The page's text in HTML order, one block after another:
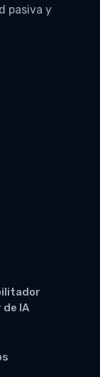
pasiva y
IA